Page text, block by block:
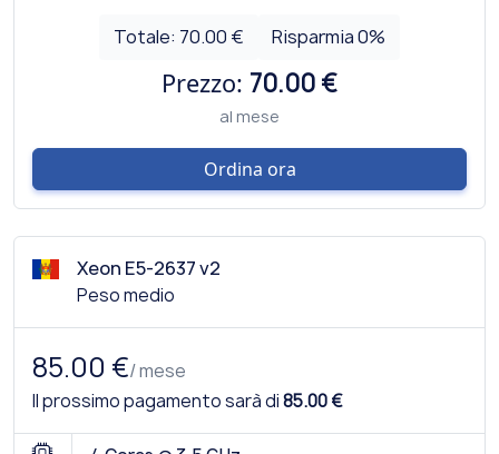
Totale: 70.00 € Risparmia0%
Prezzo: 70.00 €
al mese
Ordina ora
Xeon E5-2637 v2
Peso medio
85.00 €/ mese
Il prossimo pagamento sarà di85.00 €